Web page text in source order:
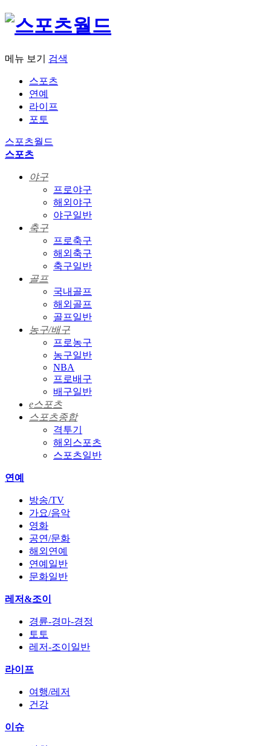
메뉴 보기 검색
스포츠
연예
라이프
포토
스포츠월드
스포츠
야구
프로야구
해외야구
야구일반
축구
프로축구
해외축구
축구일반
골프
국내골프
해외골프
골프일반
농구/배구
프로농구
농구일반
NBA
프로배구
배구일반
e스포츠
스포츠종합
격투기
해외스포츠
스포츠일반
연예
방송/TV
가요/음악
영화
공연/문화
해외연예
연예일반
문화일반
레저&조이
경륜-경마-경정
토토
레저-조이일반
라이프
여행/레저
건강
이슈